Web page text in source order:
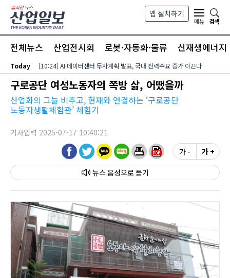
본문 바로가기
앱 설치하기
메뉴
검색
전체뉴스 산업전시회 로봇·자동화·물류 신재생에너지
Today [10:24] AI 데이터센터 투자계획 발표, 국내 전력수요 증가 이끈다
구로공단 여성노동자의 쪽방 삶, 어땠을까
산업화의 그늘 비추고, 현재와 연결하는 ‘구로공단
노동자생활체험관’ 체험기
기사입력 2025-07-17 10:40:21
뉴스 음성
가 - 가 +